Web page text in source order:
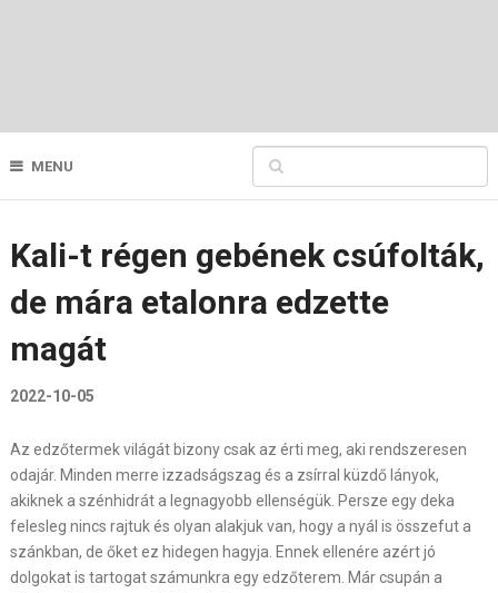
MENU
Kali-t régen gebének csúfolták,
de mára etalonra edzette
magát
2022-10-05
Az edzőtermek világát bizony csak az érti meg, aki rendszeresen
odajár. Minden merre izzadságszag és a zsírral küzdő lányok,
akiknek a szénhidrát a legnagyobb ellenségük. Persze egy deka
felesleg nincs rajtuk és olyan alakjuk van, hogy a nyál is összefut a
szánkban, de őket ez hidegen hagyja. Ennek ellenére azért jó
dolgokat is tartogat számunkra egy edzőterem. Már csupán a